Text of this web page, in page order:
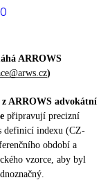
ARROWS
)
ARROWS advokátní
připravují precizní
definicí indexu (CZ-
období a
vzorce, aby byl